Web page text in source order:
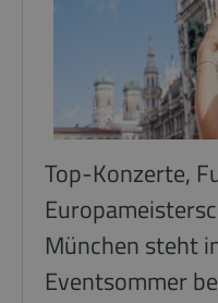
Top-Konzerte,
München steht
Eventsommer